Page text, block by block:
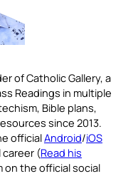
of Catholic Gallery, a
Readings in multiple
Bible plans,
since 2013.
officialAndroid/iOS
(Read his
on the official social